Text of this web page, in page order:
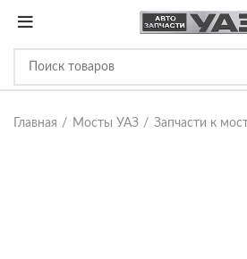
Главная Мосты УАЗ Запчасти к